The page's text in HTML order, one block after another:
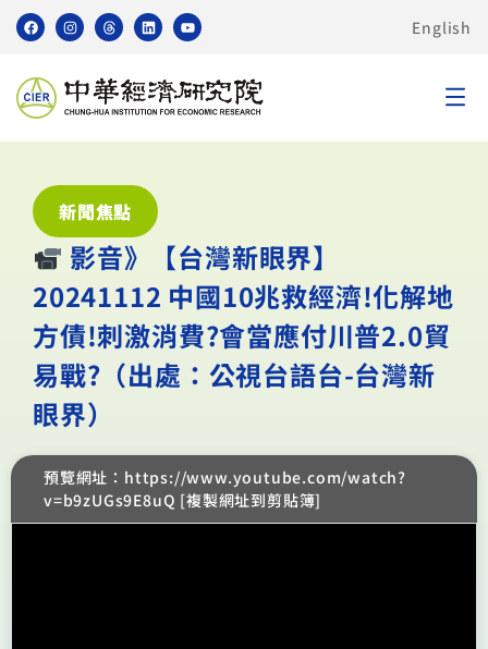
English
新聞焦點
︎ 影音》【台灣新眼界】
20241112 中國10兆救經濟!化解地
方債!刺激消費?會當應付川普2.0貿
易戰?（出處：公視台語台-台灣新
眼界）
預覽網址：https://www.youtube.com/watch?
v=b9zUGs9E8uQ [複製網址到剪貼簿]